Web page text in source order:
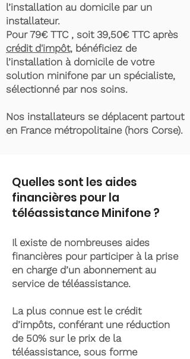
l’installation au domicile par un
installateur.
Pour 79€ TTC , soit 39,50€ TTC après
crédit d'impôt, bénéficiez de
l’installation à domicile de votre
solution minifone par un spécialiste,
sélectionné par nos soins.
Nos installateurs se déplacent partout
en France métropolitaine (hors Corse).
Quelles sont les aides
financières pour la
téléassistance Minifone ?
Il existe de nombreuses aides
financières pour participer à la prise
en charge d’un abonnement au
service de téléassistance.
La plus connue est le crédit
d’impôts, conférant une réduction
de 50% sur le prix de la
téléassistance, sous forme